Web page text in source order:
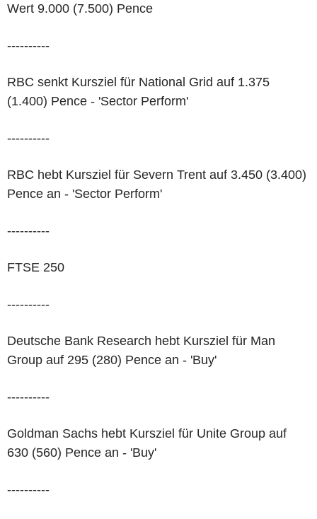
Wert 9.000 (7.500) Pence
----------
RBC senkt Kursziel für National Grid auf 1.375
(1.400) Pence - 'Sector Perform'
----------
RBC hebt Kursziel für Severn Trent auf 3.450 (3.400)
Pence an - 'Sector Perform'
----------
FTSE 250
----------
Deutsche Bank Research hebt Kursziel für Man
Group auf 295 (280) Pence an - 'Buy'
----------
Goldman Sachs hebt Kursziel für Unite Group auf
630 (560) Pence an - 'Buy'
----------